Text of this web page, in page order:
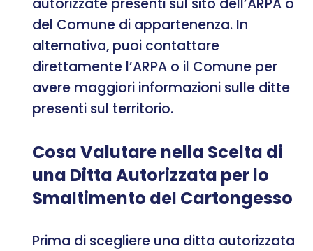
del Comune di appartenenza. In
alternativa, puoi contattare
direttamente l’ARPA o il Comune per
avere maggiori informazioni sulle ditte
presenti sul territorio.
Cosa Valutare nella Scelta di
una Ditta Autorizzata per lo
Smaltimento del Cartongesso
Prima di scegliere una ditta autorizzata